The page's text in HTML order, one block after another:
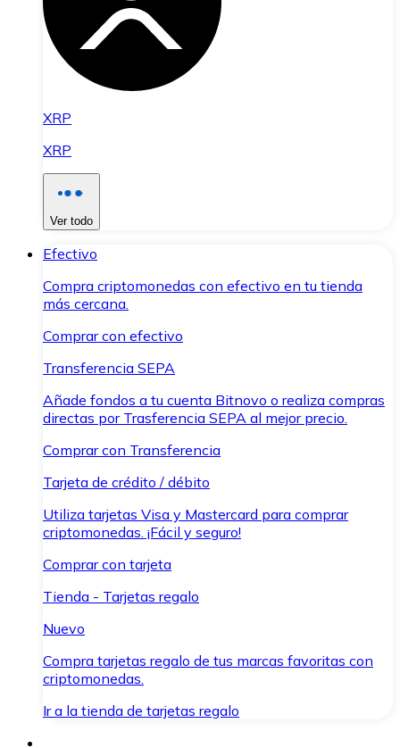
XRP
XRP
Ver todo
Efectivo
Compra criptomonedas con efectivo en tu tienda
más cercana.
Comprar con efectivo
Transferencia SEPA
Añade fondos a tu cuenta Bitnovo o realiza compras
directas por Trasferencia SEPA al mejor precio.
Comprar con Transferencia
Tarjeta de crédito / débito
Utiliza tarjetas Visa y Mastercard para comprar
criptomonedas. ¡Fácil y seguro!
Comprar con tarjeta
Tienda - Tarjetas regalo
Nuevo
Compra tarjetas regalo de tus marcas favoritas con
criptomonedas.
Ir a la tienda de tarjetas regalo